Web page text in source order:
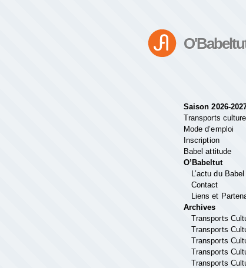
Saison 2026-
Transports
Mode d’emploi
Inscription
Babel attitude
O’Babeltut
L’actu du Babel
Contact
Liens et
Archives
Transports
Transports
Transports
Transports
Transports